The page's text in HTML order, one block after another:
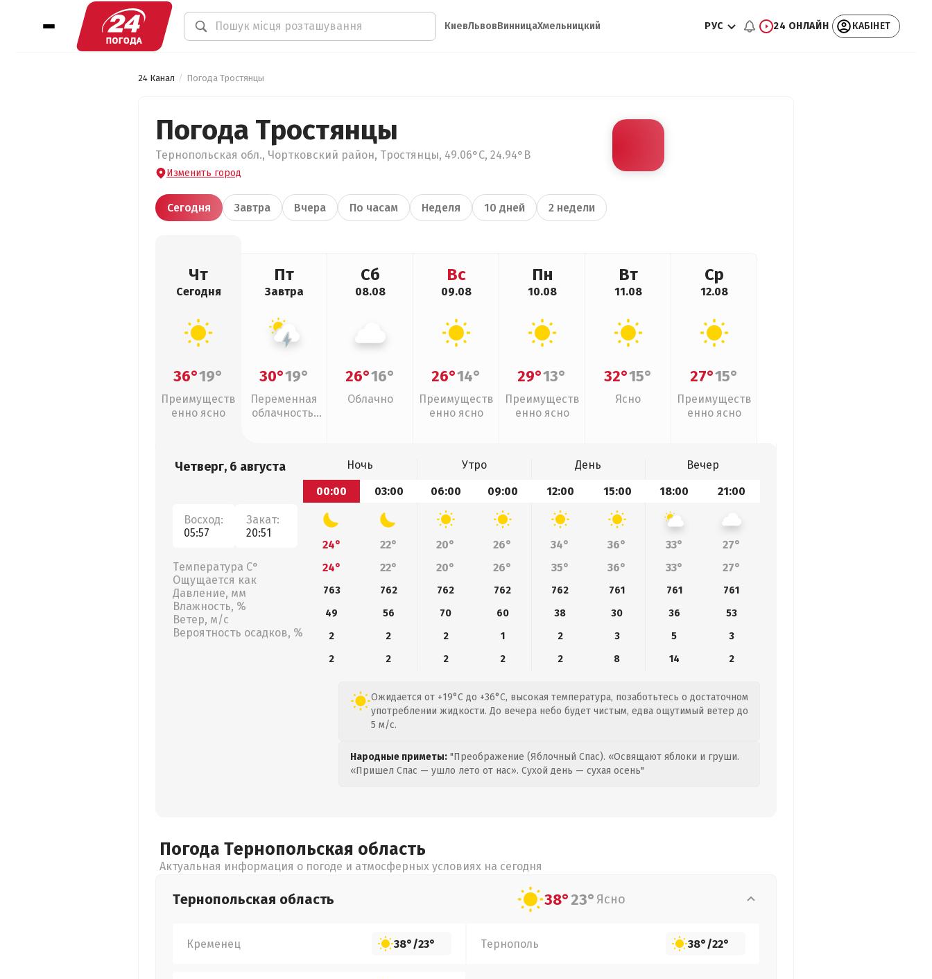
КиевЛьвовВинницаХмельницкий РУС 24 ОНЛАЙН КАБІНЕТ
24 Канал Погода Тростянцы
Погода Тростянцы
Тернопольская обл., Чортковский район, Тростянцы, 49.06°С, 24.94°В
Изменить город
Сегодня Завтра Вчера По часам Неделя 10 дней 2 недели
Чт
Сегодня
36°19°
Преимуществ
енно ясно
Пт
Завтра
30°19°
Переменная
облачность,
Сб
08.08
26°16°
Облачно
Вс
09.08
26°14°
Преимуществ
енно ясно
Пн
10.08
29°13°
Преимуществ
енно ясно
Вт
11.08
32°15°
Ясно
Ср
12.08
27°15°
Преимуществ
енно ясно
Четверг, 6 августа
Восход:
05:57
Закат:
20:51
Температура С°
Ощущается как
Давление, мм
Влажность, %
Ветер, м/с
Вероятность осадков, %
Ночь Утро День
Вечер
00:00
03:00 06:00 09:00 12:00 15:00 18:00 21:00
24° 22° 20° 26° 34° 36° 33°
27°
24°
22° 20° 26° 35° 36° 33° 27°
763 762 762 762 762 761 761
761
49
56 70 60 38 30 36
53
2
2 2 1 2 3 5
3
2
2 2 2 2 8 14 2
Ожидается от +19°C до +36°C, высокая температура, позаботьтесь о достаточном
употреблении жидкости. До вечера небо будет чистым, едва ощутимый ветер до
5 м/с.
Народные приметы: "Преображение (Яблочный Спас). «Освящают яблоки и груши.
«Пришел Спас — ушло лето от нас». Сухой день — сухая осень"
Погода Тернопольская область
Актуальная информация о погоде и атмосферных условиях на сегодня
Тернопольская область 38°23° Ясно
Кременец 38°/23° Тернополь 38°/22°